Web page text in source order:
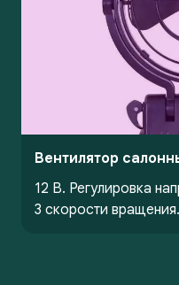
Вентилятор
12 В. Регулировка
3 скорости вращения.